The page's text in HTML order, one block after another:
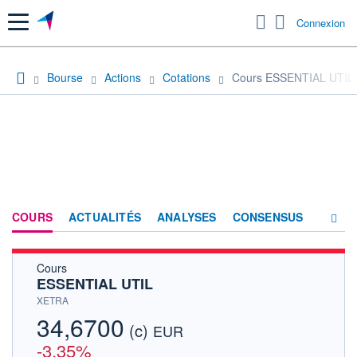
Menu Connexion
Bourse Actions Cotations Cours ESSENTIAL UTIL
COURS ACTUALITÉS ANALYSES CONSENSUS
ACTIONNAIRES
Cours
ESSENTIAL UTIL
XETRA
34,6700 (c) EUR
-3,35%